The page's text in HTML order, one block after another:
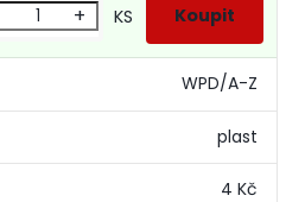
WPD/A-Z
plast
4 Kč
+ KS